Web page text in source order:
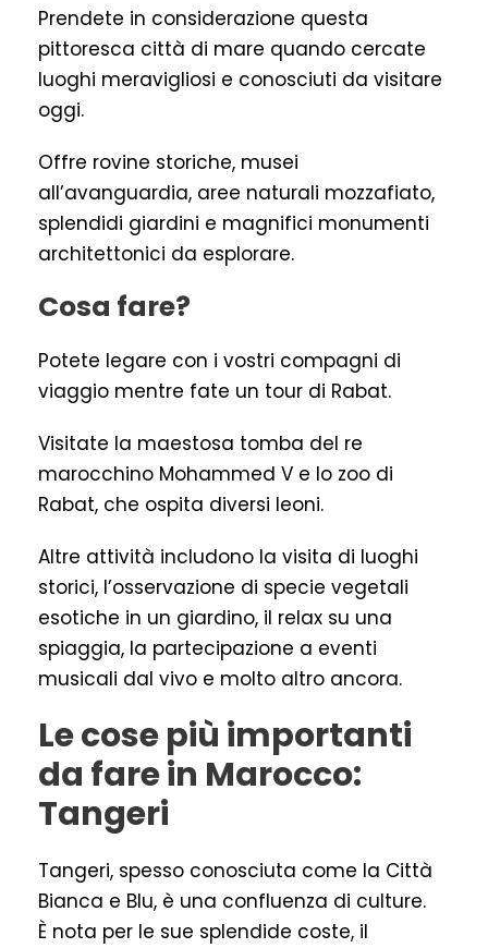
Prendete in considerazione questa
pittoresca città di mare quando cercate
luoghi meravigliosi e conosciuti da visitare
oggi.
Offre rovine storiche, musei
all’avanguardia, aree naturali mozzafiato,
splendidi giardini e magnifici monumenti
architettonici da esplorare.
Cosa fare?
Potete legare con i vostri compagni di
viaggio mentre fate un tour di Rabat.
Visitate la maestosa tomba del re
marocchino Mohammed V e lo zoo di
Rabat, che ospita diversi leoni.
Altre attività includono la visita di luoghi
storici, l’osservazione di specie vegetali
esotiche in un giardino, il relax su una
spiaggia, la partecipazione a eventi
musicali dal vivo e molto altro ancora.
Le cose più importanti
da fare in Marocco:
Tangeri
Tangeri, spesso conosciuta come la Città
Bianca e Blu, è una confluenza di culture.
È nota per le sue splendide coste, il